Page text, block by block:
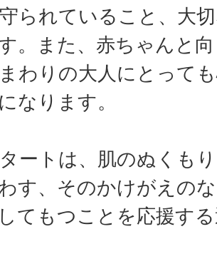
られていること、大
。また、赤ちゃんと
わりの大人にとって
なります。
ートは、肌のぬくも
す、そのかけがえの
てもつことを応援す